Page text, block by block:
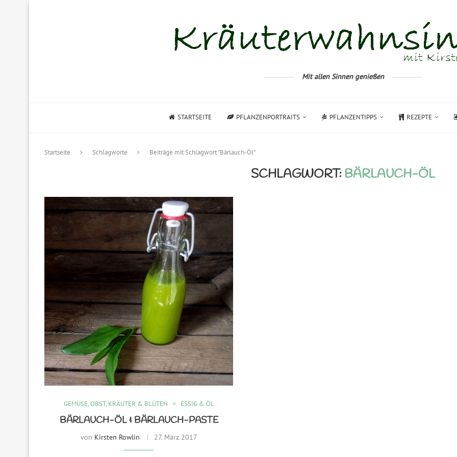
Mit allen Sinnen genießen
STARTSEITE PFLANZENPORTRAITS PFLANZENTIPPS REZEPTE
Startseite Schlagworte Beiträge mit Schlagwort "Bärlauch-Öl"
SCHLAGWORT: BÄRLAUCH-ÖL
GEMÜSE, OBST, KRÄUTER & BLÜTEN ESSIG & ÖL
BÄRLAUCH-ÖL & BÄRLAUCH-PASTE
von Kirsten Rowlin 27. März 2017